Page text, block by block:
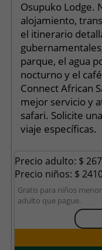
Osupuko Lodge.
alojamiento,
el itinerario
parque, el agua
nocturno y el
Connect African
mejor servicio y
safari. Solicite
viaje específicas.
Precio adulto: $
Precio niños: $
Gratis para niños
adulto que pague.